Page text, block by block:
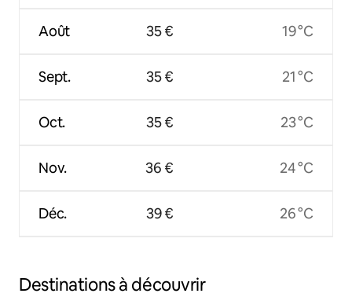
Août
Sept.
Oct.
Nov.
Déc.
35 €
35 €
35 €
36 €
39 €
19 °C
21 °C
23 °C
24 °C
26 °C
Destinations à découvrir